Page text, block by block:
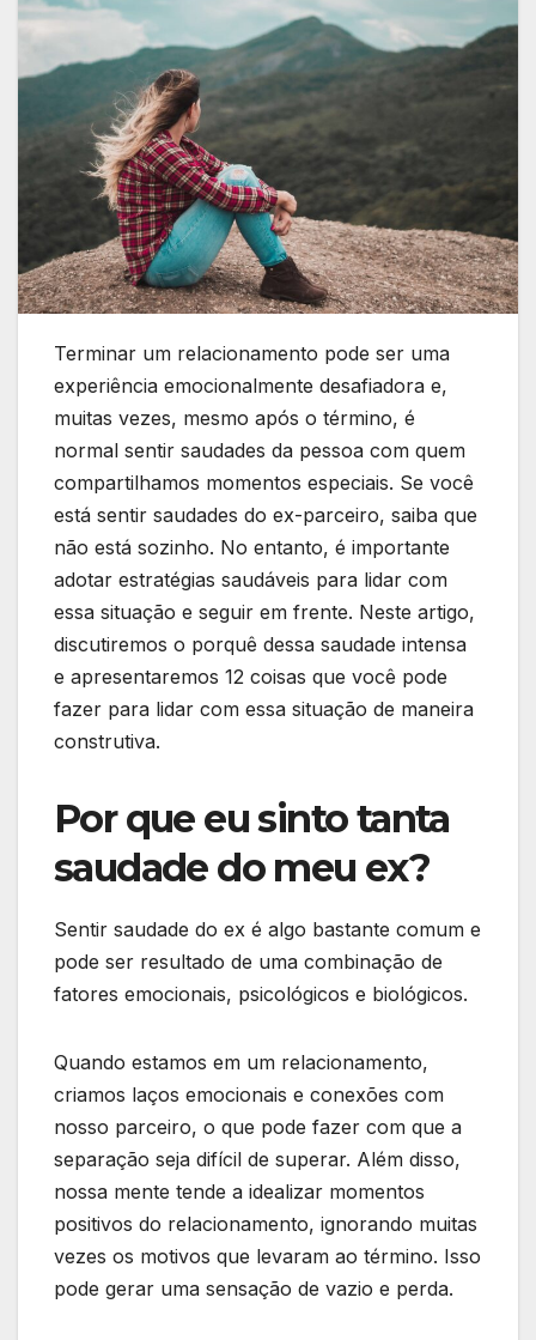
Terminar um relacionamento pode ser uma
experiência emocionalmente desafiadora e,
muitas vezes, mesmo após o término, é
normal sentir saudades da pessoa com quem
compartilhamos momentos especiais. Se você
está sentir saudades do ex-parceiro, saiba que
não está sozinho. No entanto, é importante
adotar estratégias saudáveis para lidar com
essa situação e seguir em frente. Neste artigo,
discutiremos o porquê dessa saudade intensa
e apresentaremos 12 coisas que você pode
fazer para lidar com essa situação de maneira
construtiva.
Por que eu sinto tanta
saudade do meu ex?
Sentir saudade do ex é algo bastante comum e
pode ser resultado de uma combinação de
fatores emocionais, psicológicos e biológicos.
Quando estamos em um relacionamento,
criamos laços emocionais e conexões com
nosso parceiro, o que pode fazer com que a
separação seja difícil de superar. Além disso,
nossa mente tende a idealizar momentos
positivos do relacionamento, ignorando muitas
vezes os motivos que levaram ao término. Isso
pode gerar uma sensação de vazio e perda.